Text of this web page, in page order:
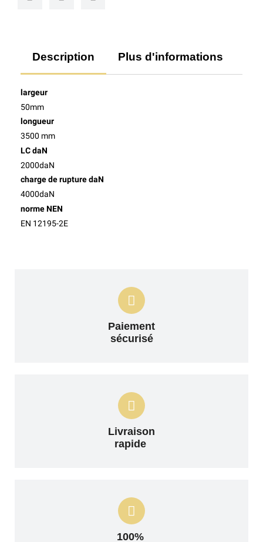
Description Plus d'informations
largeur
50mm
longueur
3500 mm
LC daN
2000daN
charge de rupture daN
4000daN
norme NEN
EN 12195-2E
Paiement
sécurisé
Livraison
rapide
100%